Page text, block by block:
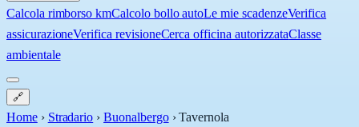
Calcola rimborso kmCalcolo bollo autoLe mie scadenzeVerifica
assicurazioneVerifica revisioneCerca officina autorizzataClasse
ambientale
🔗
Home › Stradario › Buonalbergo ›Tavernola